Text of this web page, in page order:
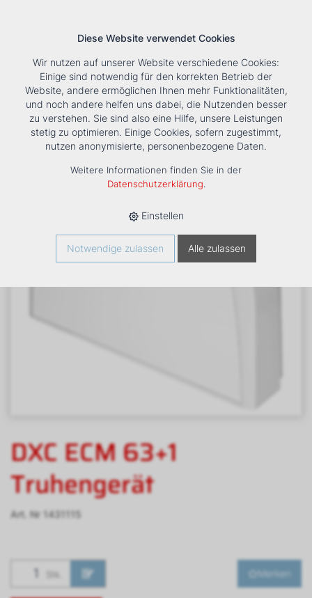
Tools Unternehmen Karriere KontaktSuche
HOME › PRODUKTE › KÄLTE/KLIMA › FANCOILS › DXC ECM
63+1 TRUHENGERÄT
DXC ECM 63+1
Truhengerät
Art. Nr 1431115
Stk. Merken
Diese Website verwendet Cookies
Wir nutzen auf unserer Website verschiedene Cookies:
Einige sind notwendig für den korrekten Betrieb der
Website, andere ermöglichen Ihnen mehr Funktionalitäten,
und noch andere helfen uns dabei, die Nutzenden besser
zu verstehen. Sie sind also eine Hilfe, unsere Leistungen
stetig zu optimieren. Einige Cookies, sofern zugestimmt,
nutzen anonymisierte, personenbezogene Daten.
Weitere Informationen finden Sie in der
Datenschutzerklärung.
Einstellen
Notwendige zulassen Alle zulassen